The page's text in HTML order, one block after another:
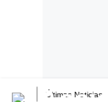
Últimas Noticias
Lo último